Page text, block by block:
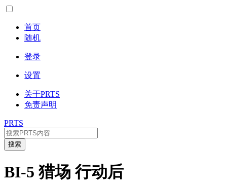
首页
随机
登录
设置
关于PRTS
免责声明
PRTS
搜索
BI-5 猎场 行动后